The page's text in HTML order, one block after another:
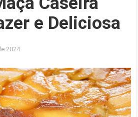
e Deliciosa
2024